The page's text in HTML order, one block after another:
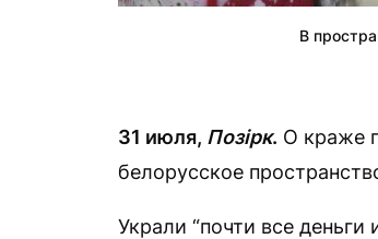
В
31 июля, Позірк. О краже
белорусское
Украли “почти все деньги